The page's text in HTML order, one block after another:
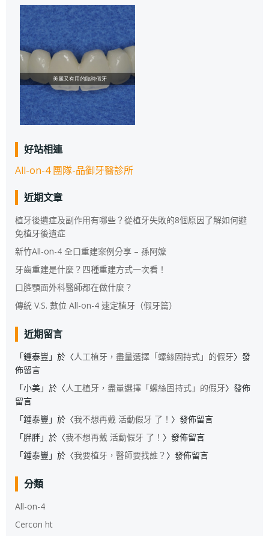
好站相連
All-on-4 團隊-品御牙醫診所
近期文章
植牙後遺症及副作用有哪些？從植牙失敗的8個原因了解如何避
免植牙後遺症
新竹All-on-4 全口重建案例分享 – 孫阿嬤
牙齒重建是什麼？四種重建方式一次看！
口腔顎面外科醫師都在做什麼？
傳統 V.S. 數位 All-on-4 速定植牙（假牙篇）
近期留言
「鍾泰豐 」於〈人工植牙，盡量選擇「螺絲固持式」的假牙〉發
佈留言
「小美」於〈人工植牙，盡量選擇「螺絲固持式」的假牙〉發佈
留言
「鍾泰豐 」於〈我不想再戴 活動假牙 了！ 〉發佈留言
「胖胖」於〈我不想再戴 活動假牙 了！ 〉發佈留言
「鍾泰豐 」於〈我要植牙，醫師要找誰？ 〉發佈留言
分類
All-on-4
Cercon ht